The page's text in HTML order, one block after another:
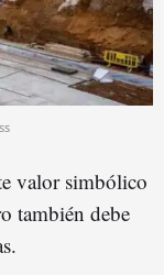
valor simbólico
también debe